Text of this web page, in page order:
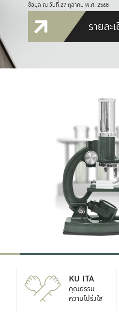
ข้อมูล ณ วันที่ 27 ตุลาคม พ.ศ. 2568
รายละ
KU ITA
คุณธรรม
ความโปร่งใส